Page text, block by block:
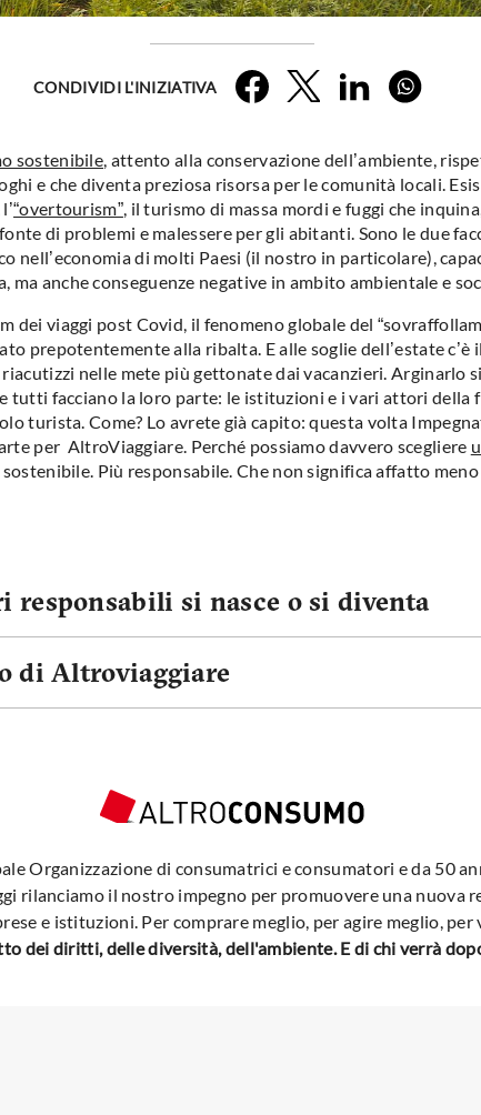
CONDIVIDI L'INIZIATIVA Facebook Twitter LinkedIn
sostenibile, attento alla conservazione dell’ambiente,
e che diventa preziosa risorsa per le comunità locali.
“overtourism”, il turismo di massa mordi e fuggi che
di problemi e malessere per gli abitanti. Sono le due
nell’economia di molti Paesi (il nostro in particolare),
ma anche conseguenze negative in ambito ambientale e
dei viaggi post Covid, il fenomeno globale del
prepotentemente alla ribalta. E alle soglie dell’estate c’è
riacutizzi nelle mete più gettonate dai vacanzieri. Arginarlo
tutti facciano la loro parte: le istituzioni e i vari attori della
turista. Come? Lo avrete già capito: questa volta
per AltroViaggiare. Perché possiamo davvero scegliere
sostenibile. Più responsabile. Che non significa affatto
responsabili si nasce o si diventa
di Altroviaggiare
Organizzazione di consumatrici e consumatori e da 50
rilanciamo il nostro impegno per promuovere una nuova
e istituzioni. Per comprare meglio, per agire meglio, per
dei diritti, delle diversità, dell'ambiente. E di chi verrà